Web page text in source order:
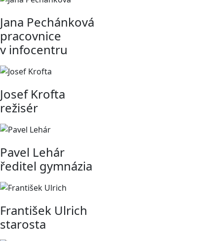
Jana Pechánková
pracovnice
v infocentru
Josef Krofta
režisér
Pavel Lehár
ředitel gymnázia
František Ulrich
starosta